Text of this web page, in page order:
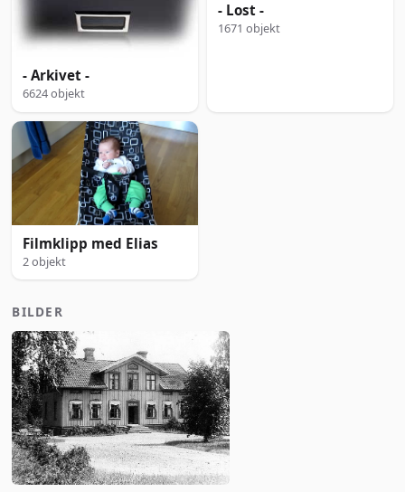
- Arkivet -
6624 objekt
- Lost -
1671 objekt
Filmklipp med Elias
2 objekt
BILDER